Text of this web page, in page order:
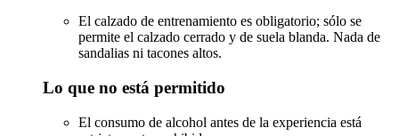
El calzado de entrenamiento es obligatorio; sólo se
permite el calzado cerrado y de suela blanda. Nada de
sandalias ni tacones altos.
Lo que no está permitido
El consumo de alcohol antes de la experiencia está